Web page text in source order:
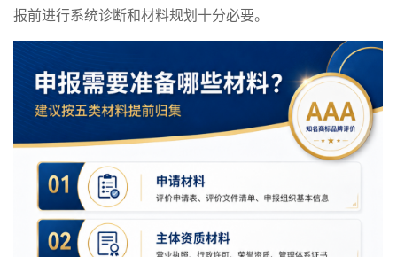
报前进行系统诊断和材料规划十分必要。